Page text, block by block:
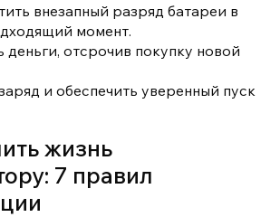
внезапный разряд батареи в
момент.
деньги, отсрочив покупку новой
и обеспечить уверенный пуск
жизнь
7 правил